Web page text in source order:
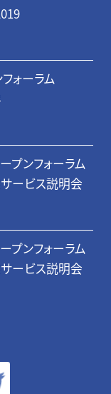
ォーラム
ンフォーラム
ービス説明会
ンフォーラム
ービス説明会